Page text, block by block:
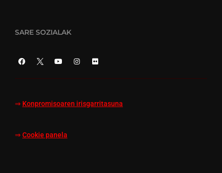
SARE SOZIALAK
⇒ Konpromisoaren irisgarritasuna
⇒ Cookie panela